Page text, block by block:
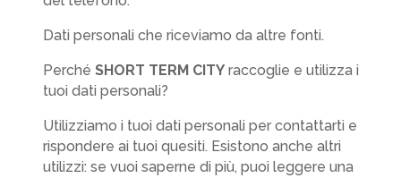
Dati personali che riceviamo da altre fonti.
Perché SHORT TERM CITYraccoglie e utilizza i
tuoi dati personali?
Utilizziamo i tuoi dati personali per contattarti e
rispondere ai tuoi quesiti. Esistono anche altri
utilizzi: se vuoi saperne di più, puoi leggere una